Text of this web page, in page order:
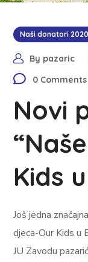
Naši donatori
By pazaric
0 Comments
Novi
Kids
Još jedna
djeca-Our Kids u
JU Zavodu